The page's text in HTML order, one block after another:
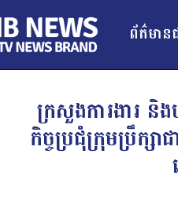
ព័ត៌មាន
ក្រសួងការងារ និ
កិច្ចប្រជុំក្រុមប្រឹក្